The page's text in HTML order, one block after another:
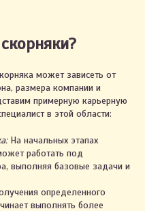
может зависеть от
размера компании и
примерную карьерную
в этой области:
На начальных этапах
работать под
выполняя базовые задачи и
определенного
выполнять более